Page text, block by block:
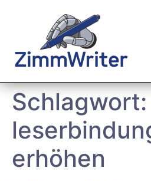
Schlagwort:
erhöhen